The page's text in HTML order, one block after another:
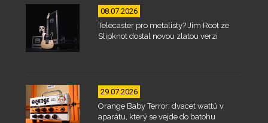
08.07.2026
Telecaster pro metalisty? Jim Root ze
Slipknot dostal novou zlatou verzi
29.07.2026
Orange Baby Terror: dvacet wattů v
aparátu, který se vejde do batohu